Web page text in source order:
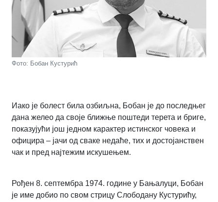
Фото: Бобан Кустурић
Иако је болест била озбиљна, Бобан је до последњег
дана желео да своје ближње поштеди терета и бриге,
показујући још једном карактер истинског човека и
официра – јачи од сваке недаће, тих и достојанствен
чак и пред најтежим искушењем.
Рођен 8. септембра 1974. године у Бањалуци, Бобан
је име добио по свом стрицу Слободану Кустурићу,